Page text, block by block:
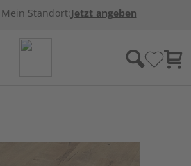
Mein Standort:Jetzt angeben